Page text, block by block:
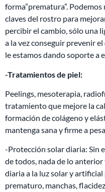
forma”prematura”.
claves del rostro para
percibir el cambio, sólo una
a la vez conseguir prevenir
le estamos dando soporte a
-Tratamientos de piel:
Peelings, mesoterapia,
tratamiento que mejore la
formación de colágeno y
mantenga sana y firme a
-Protección solar diaria: Sin
de todos, nada de lo
diaria a la luz solar y
prematuro, manchas,